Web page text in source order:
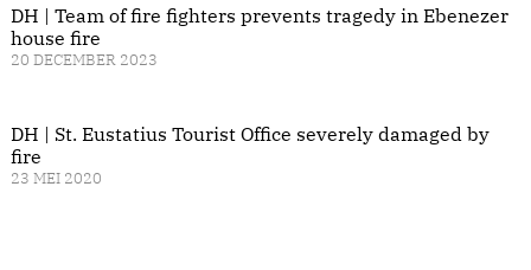
DH | Team of fire fighters prevents tragedy in Ebenezer
house fire
20 DECEMBER 2023
DH | St. Eustatius Tourist Office severely damaged by
fire
23 MEI 2020